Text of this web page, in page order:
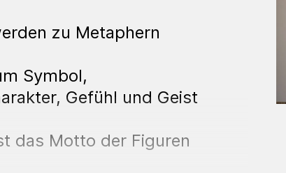
zu Metaphern
Symbol,
Gefühl und Geist
das Motto der Figuren